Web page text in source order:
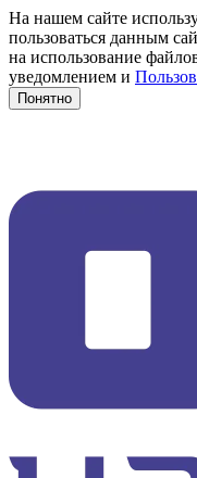
На нашем сайте
пользоваться данным
на использование
уведомлением и
Понятно